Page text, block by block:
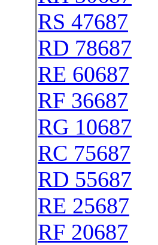
RS 47687
RD 78687
RE 60687
RF 36687
RG 10687
RC 75687
RD 55687
RE 25687
RF 20687